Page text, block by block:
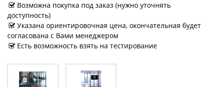
Возможна покупка под заказ (нужно уточнять
доступность)
Указана ориентировочная цена, окончательная будет
согласована с Вами менеджером
Есть возможность взять на тестирование